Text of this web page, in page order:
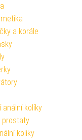
a korále
anální kolíky
prostaty
kolíky